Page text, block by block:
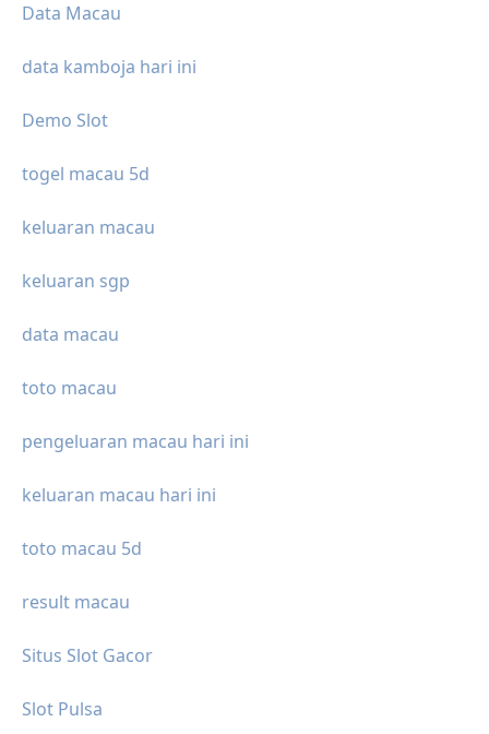
Data Macau
data kamboja hari ini
Demo Slot
togel macau 5d
keluaran macau
keluaran sgp
data macau
toto macau
pengeluaran macau hari ini
keluaran macau hari ini
toto macau 5d
result macau
Situs Slot Gacor
Slot Pulsa